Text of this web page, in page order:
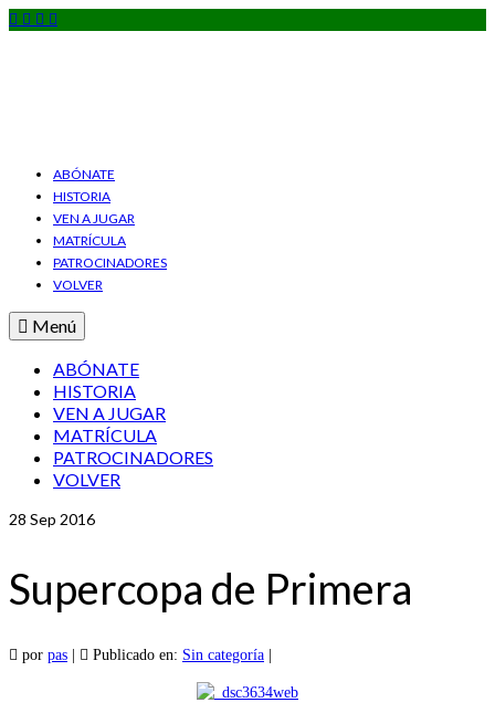
ABÓNATE
HISTORIA
VEN A JUGAR
MATRÍCULA
PATROCINADORES
VOLVER
Menú
ABÓNATE
HISTORIA
VEN A JUGAR
MATRÍCULA
PATROCINADORES
VOLVER
28 Sep 2016
Supercopa de Primera
por pas Publicado en: Sin categoría